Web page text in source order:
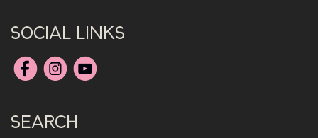
SOCIAL LINKS
SEARCH